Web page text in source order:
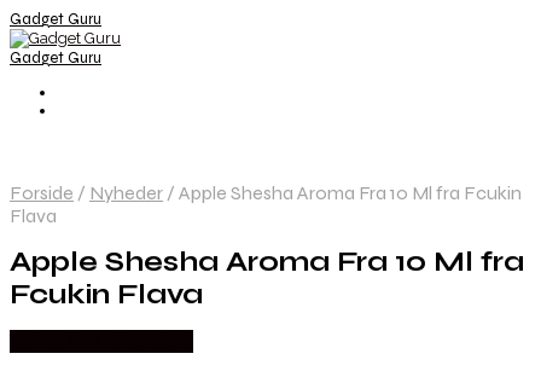
Gadget Guru
Gadget Guru
Forside / Nyheder / Apple Shesha Aroma Fra 10 Ml fra Fcukin
Flava
Apple Shesha Aroma Fra 10 Ml fra
Fcukin Flava